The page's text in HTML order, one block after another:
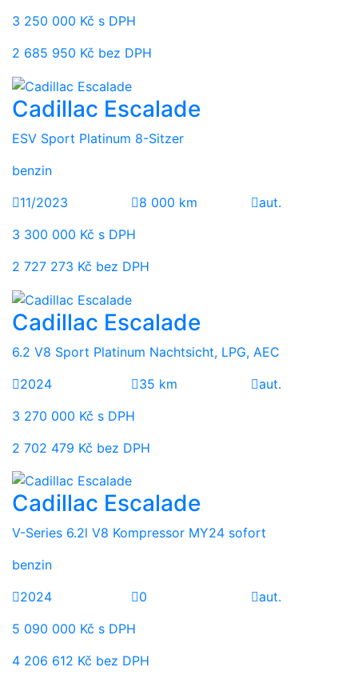
3 250 000 Kč s DPH
2 685 950 Kč bez DPH
Cadillac Escalade
ESV Sport Platinum 8-Sitzer
benzin
11/2023
8 000 km
aut.
3 300 000 Kč s DPH
2 727 273 Kč bez DPH
Cadillac Escalade
6.2 V8 Sport Platinum Nachtsicht, LPG, AEC
2024
35 km
aut.
3 270 000 Kč s DPH
2 702 479 Kč bez DPH
Cadillac Escalade
V-Series 6.2l V8 Kompressor MY24 sofort
benzin
2024
0
aut.
5 090 000 Kč s DPH
4 206 612 Kč bez DPH